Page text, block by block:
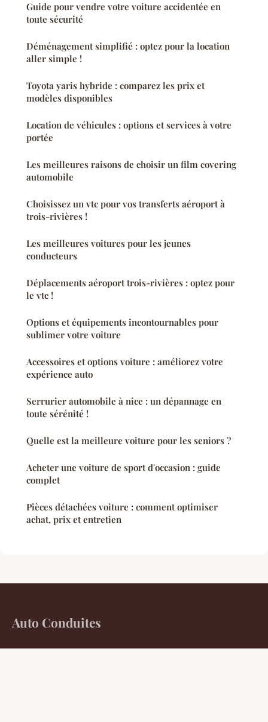
Guide pour vendre votre voiture accidentée en
toute sécurité
Déménagement simplifié : optez pour la location
aller simple !
Toyota yaris hybride : comparez les prix et
modèles disponibles
Location de véhicules : options et services à votre
portée
Les meilleures raisons de choisir un film covering
automobile
Choisissez un vtc pour vos transferts aéroport à
trois-rivières !
Les meilleures voitures pour les jeunes
conducteurs
Déplacements aéroport trois-rivières : optez pour
le vtc !
Options et équipements incontournables pour
sublimer votre voiture
Accessoires et options voiture : améliorez votre
expérience auto
Serrurier automobile à nice : un dépannage en
toute sérénité !
Quelle est la meilleure voiture pour les seniors ?
Acheter une voiture de sport d'occasion : guide
complet
Pièces détachées voiture : comment optimiser
achat, prix et entretien
Auto Conduites